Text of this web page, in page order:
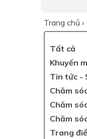
Trang chủ ›
Tất cả
Khuyến
Tin tức -
Chăm
Chăm
Chăm
Trang